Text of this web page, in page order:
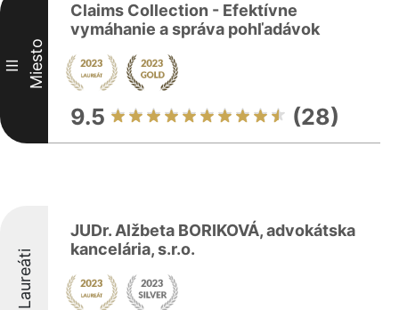
III Miesto
Claims Collection - Efektívne
vymáhanie a správa pohľadávok
9.5 (28)
Laureáti
JUDr. Alžbeta BORIKOVÁ, advokátska
kancelária, s.r.o.